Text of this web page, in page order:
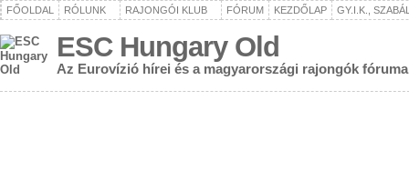
FŐOLDAL RÓLUNK RAJONGÓI KLUB FÓRUM KEZDŐLAP GY.I.K.,
ESC Hungary Old
Az Eurovízió hírei és a magyarországi rajongók fóruma